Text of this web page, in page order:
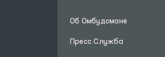
Об Омбудсмане
Пресс Служба